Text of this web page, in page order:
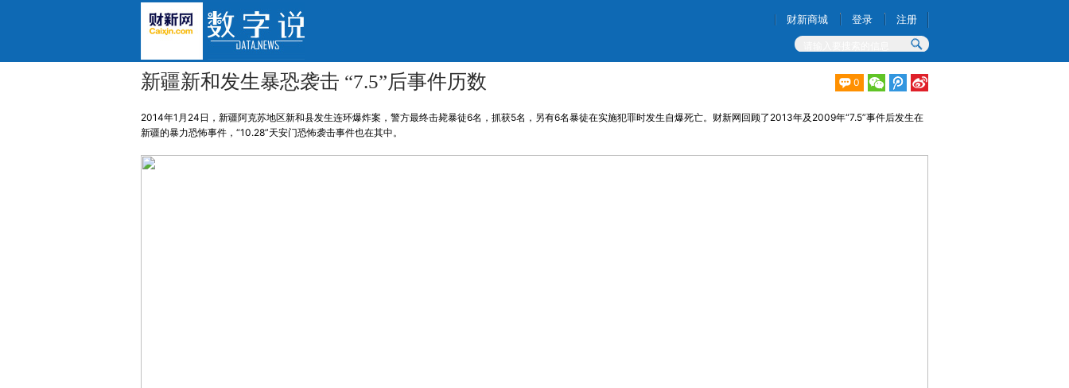
财新商城 登录 注册
新疆新和发生暴恐袭击 “7.5”后事件历数 0
2014年1月24日，新疆阿克苏地区新和县发生连环爆炸案，警方最终击毙暴徒6名，抓获5名，另有6名暴徒在实施犯罪时发生自爆死亡。财新网回顾了2013年及2009年“7.5”事件后发生在
新疆的暴力恐怖事件，“10.28”天安门恐怖袭击事件也在其中。